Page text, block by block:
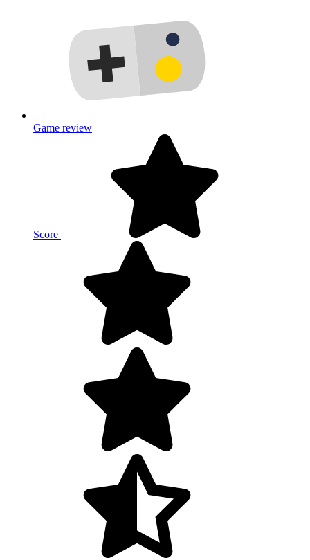
Game review
Score